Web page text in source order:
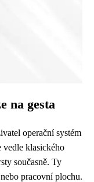
na gesta
operační systém
vedle klasického
současně. Ty
pracovní plochu.